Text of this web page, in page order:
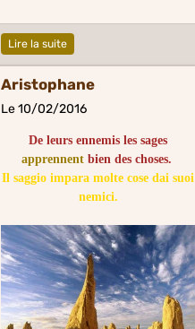
Lire la suite
Aristophane
Le 10/02/2016
De leurs ennemis les sages
apprennentbien des choses.
Il saggio impara molte cose dai suoi
nemici.